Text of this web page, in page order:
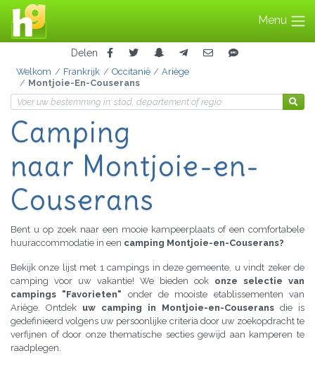
Menu
Delen
Welkom Frankrijk Occitanië
Ariège
Montjoie-En-Couserans
Camping
naar Montjoie-en-
Couserans
Bent u op zoek naar een mooie kampeerplaats of een comfortabele
huuraccommodatie in een camping Montjoie-en-Couserans?
Bekijk onze lijst met 1 campings in deze gemeente, u vindt zeker de
camping voor uw vakantie! We bieden ook onze selectie van
campings "Favorieten" onder de mooiste etablissementen van
Ariège. Ontdek uw camping in Montjoie-en-Couserans die is
gedefinieerd volgens uw persoonlijke criteria door uw zoekopdracht te
verfijnen of door onze thematische secties gewijd aan kamperen te
raadplegen.